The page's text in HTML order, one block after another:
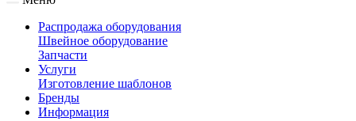
Распродажа оборудования
Швейное оборудование
Запчасти
Услуги
Изготовление шаблонов
Бренды
Информация